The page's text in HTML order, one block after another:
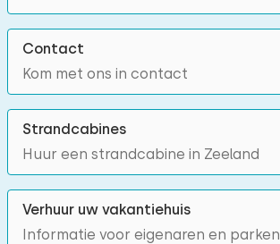
Contact
Kom met ons in contact
Strandcabines
Huur een strandcabine in Zeeland
Verhuur uw vakantiehuis
Informatie voor eigenaren en parken